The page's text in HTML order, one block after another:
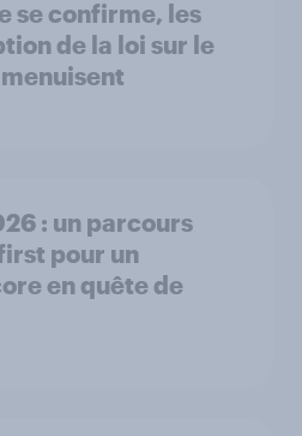
se confirme, les
de la loi sur le
: un parcours
pour un
en quête de